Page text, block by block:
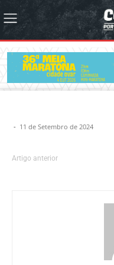
- 11 de Setembro de 2024
Artigo anterior